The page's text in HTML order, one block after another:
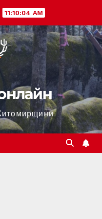
11:10:05 AM